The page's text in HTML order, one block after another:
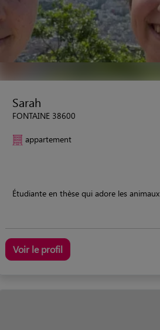
Sarah
FONTAINE 38600
appartement
Étudiante en thèse qui adore les animaux
Voir le profil